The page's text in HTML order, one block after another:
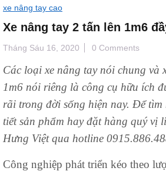
xe nâng tay cao
Xe nâng tay 2 tấn lên 1m6
Tháng Sáu 16, 2020 0 Comments
Các loại xe nâng tay nói chung và
1m6 nói riêng là công cụ hữu ích
rãi trong đời sống hiện nay. Để
tiết sản phẩm hay đặt hàng quý vị
Hưng Việt qua hotline
Công nghiệp phát triển kéo theo